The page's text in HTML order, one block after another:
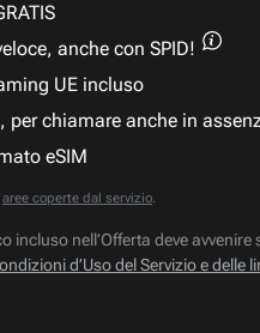
anche con SPID!
UE incluso
per chiamare anche in
eSIM
aree coperte dal servizio.
incluso nell’Offerta deve
d’Uso del Servizio e delle